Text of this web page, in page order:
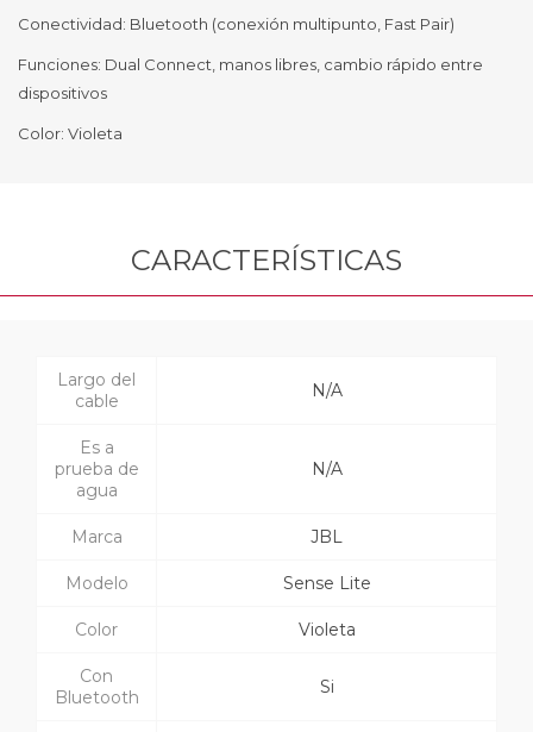
Conectividad: Bluetooth (conexión multipunto, Fast Pair)
Funciones: Dual Connect, manos libres, cambio rápido entre
dispositivos
Color: Violeta
CARACTERÍSTICAS
Largo del
cable
N/A
Es a
prueba de
agua
N/A
Marca JBL
Modelo Sense Lite
Color Violeta
Con
Bluetooth
Si